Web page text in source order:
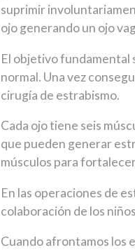
suprimir
ojo generando un ojo
El objetivo fundamental
normal. Una vez
cirugía de estrabismo.
Cada ojo tiene seis
que pueden generar
músculos para
En las operaciones de
colaboración de los
Cuando afrontamos los